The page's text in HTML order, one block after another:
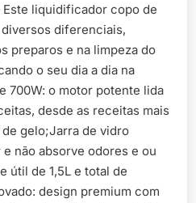
liquidificador copo de
diferenciais,
preparos e na limpeza do
o seu dia a dia na
700W: o motor potente lida
desde as receitas mais
gelo;Jarra de vidro
não absorve odores e ou
útil de 1,5L e total de
design premium com